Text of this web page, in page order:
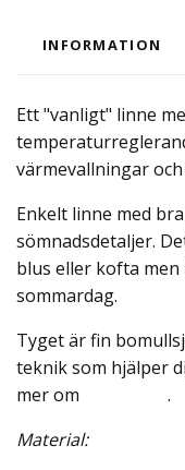
INFORMATION
Ett "vanligt" linne
värmevallningar
Enkelt linne med
sömnadsdetaljer.
blus eller kofta
sommardag.
Tyget är fin
teknik som hjälper
mer om
.
Material: